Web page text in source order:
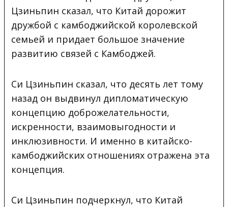
Цзиньпин сказал, что Китай дорожит
дружбой с камбоджийской королевской
семьей и придает большое значение
развитию связей с Камбоджей.
Си Цзиньпин сказал, что десять лет тому
назад он выдвинул дипломатическую
концепцию доброжелательности,
искренности, взаимовыгодности и
инклюзивности. И именно в китайско-
камбоджийских отношениях отражена эта
концепция.
Си Цзиньпин подчеркнул, что Китай